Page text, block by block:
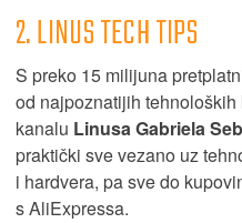
2. LINUS TECH TIPS
S preko 15 milijuna
od najpoznatijih
kanalu Linusa Gabriela
praktički sve vezano uz
i hardvera, pa sve do
s AliExpressa.